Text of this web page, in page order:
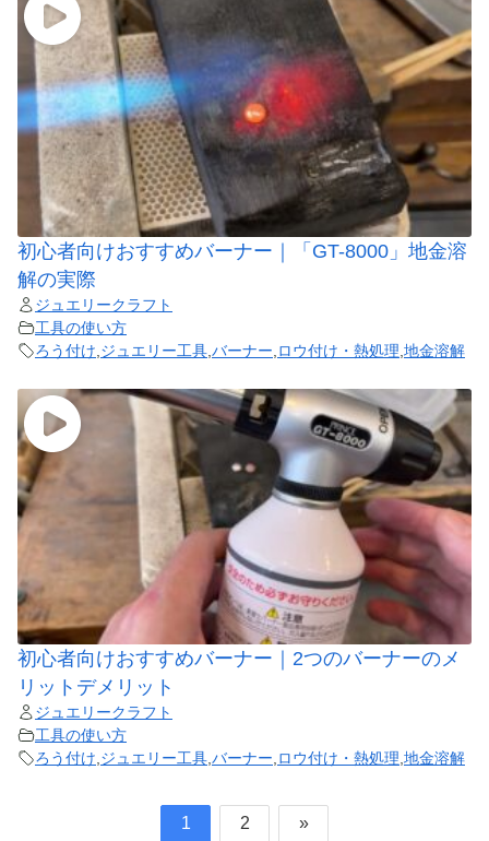
初心者向けおすすめバーナー｜「GT-8000」地金溶
解の実際
ジュエリークラフト
工具の使い方
ろう付け ジュエリー工具 バーナー ロウ付け・熱処理 地金溶解
初心者向けおすすめバーナー｜2つのバーナーのメ
リットデメリット
ジュエリークラフト
工具の使い方
ろう付け ジュエリー工具 バーナー ロウ付け・熱処理 地金溶解
1 2 »